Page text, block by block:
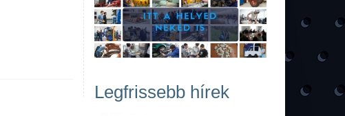
Legfrissebb hírek